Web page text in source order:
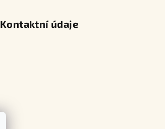
Kontaktní údaje